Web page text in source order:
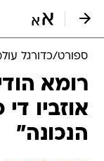
ספורט/כדורגל
רומא
אוזביו
הנכונה"